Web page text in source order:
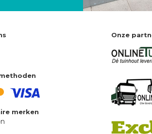
merken
Onze